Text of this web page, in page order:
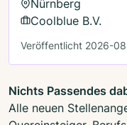
Nürnberg
Coolblue B.V.
Veröffentlicht 2026-
Nichts Passendes
Alle neuen